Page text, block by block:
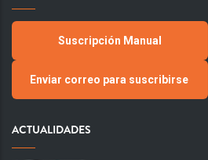
Suscripción Manual
Enviar correo para suscribirse
ACTUALIDADES